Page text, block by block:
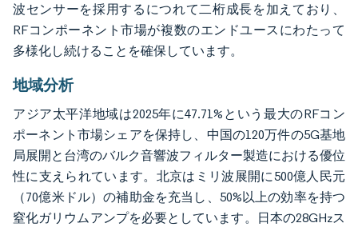
波センサーを採用するにつれて二桁成長を加えており、
RFコンポーネント市場が複数のエンドユースにわたって
多様化し続けることを確保しています。
地域分析
アジア太平洋地域は2025年に47.71%という最大のRFコン
ポーネント市場シェアを保持し、中国の120万件の5G基地
局展開と台湾のバルク音響波フィルター製造における優位
性に支えられています。北京はミリ波展開に500億人民元
（70億米ドル）の補助金を充当し、50%以上の効率を持つ
窒化ガリウムアンプを必要としています。日本の28GHzス